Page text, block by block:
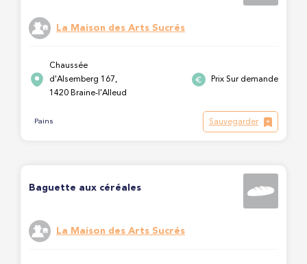
La Maison des Arts Sucrés
Chaussée
d'Alsemberg 167,
1420 Braine-l'Alleud
Prix Sur demande
Pains Sauvegarder
Baguette aux céréales
La Maison des Arts Sucrés